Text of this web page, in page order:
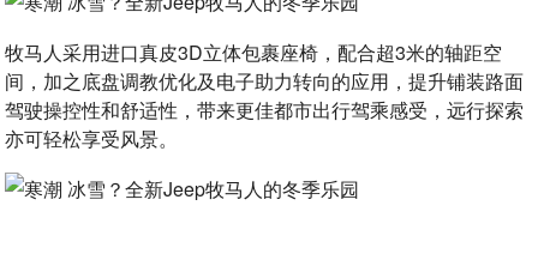
牧马人采用进口真皮3D立体包裹座椅，配合超3米的轴距空
间，加之底盘调教优化及电子助力转向的应用，提升铺装路面
驾驶操控性和舒适性，带来更佳都市出行驾乘感受，远行探索
亦可轻松享受风景。